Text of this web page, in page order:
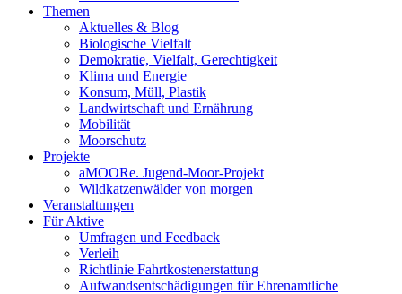
Themen
Aktuelles & Blog
Biologische Vielfalt
Demokratie, Vielfalt, Gerechtigkeit
Klima und Energie
Konsum, Müll, Plastik
Landwirtschaft und Ernährung
Mobilität
Moorschutz
Projekte
aMOORe. Jugend-Moor-Projekt
Wildkatzenwälder von morgen
Veranstaltungen
Für Aktive
Umfragen und Feedback
Verleih
Richtlinie Fahrtkostenerstattung
Aufwandsentschädigungen für Ehrenamtliche